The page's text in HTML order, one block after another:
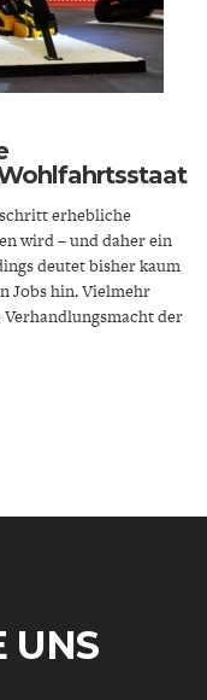
erhebliche
wird – und daher ein
deutet bisher kaum
Jobs hin. Vielmehr
der
UNS